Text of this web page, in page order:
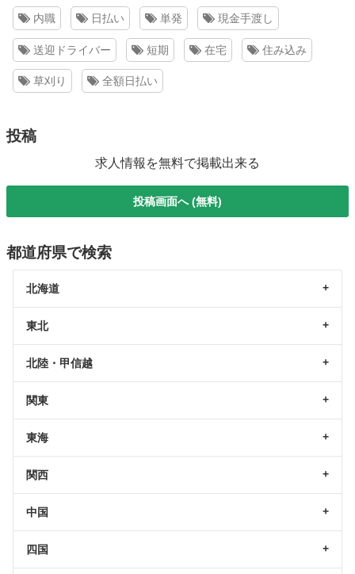
内職 日払い 単発 現金手渡し
送迎ドライバー 短期 在宅 住み込み
草刈り 全額日払い
投稿
求人情報を無料で掲載出来る
投稿画面へ (無料)
都道府県で検索
北海道
東北
北陸・甲信越
関東
東海
関西
中国
四国